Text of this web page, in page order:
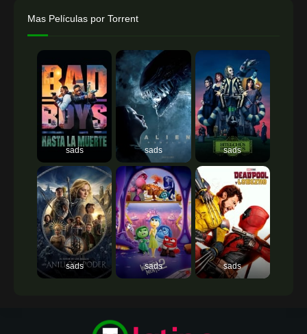
Mas Películas por Torrent
sads sads sads
sads sads sads